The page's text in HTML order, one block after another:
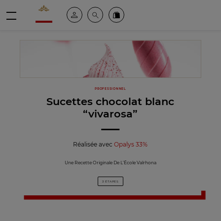
Valrhona - Imaginons le meilleur du chocolat
Espace clientRechercheCommandez en ligne
PROFESSIONNEL
Sucettes chocolat blanc
“vivarosa”
Réalisée avecOpalys 33%
Une Recette Originale De L’École Valrhona
3 ÉTAPES